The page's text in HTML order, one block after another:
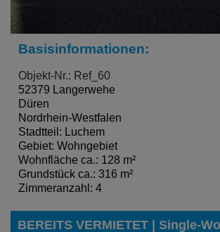
Basisinformationen:
Objekt-Nr.: Ref_60
52379 Langerwehe
Düren
Nordrhein-Westfalen
Stadtteil: Luchem
Gebiet: Wohngebiet
Wohnfläche ca.: 128 m²
Grundstück ca.: 316 m²
Zimmeranzahl: 4